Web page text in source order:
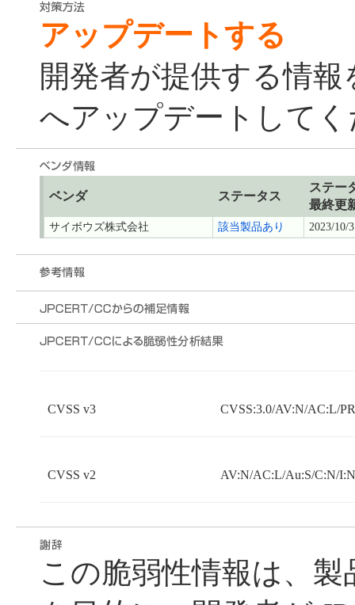
アップデートする
開発者が提供する情
へアップデートして
ベンダ ステータス
ステー
最終更
サイボウズ株式会社 該当製品あり 2023/10/
CVSS v3 CVSS:3.0/AV:N/AC:L/
CVSS v2 AV:N/AC:L/Au:S/C:N/
この脆弱性情報は、